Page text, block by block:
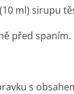
ml) sirupu
před spaním.
s